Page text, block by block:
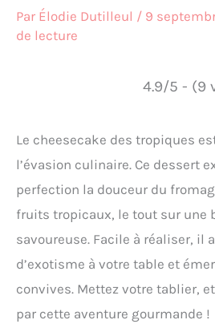
Par Élodie Dutilleul / 9
de lecture
4.9/5 - (9
Le cheesecake des tropiques
l’évasion culinaire. Ce dessert
perfection la douceur du
fruits tropicaux, le tout sur une
savoureuse. Facile à réaliser, il
d’exotisme à votre table et
convives. Mettez votre tablier,
par cette aventure gourmande !